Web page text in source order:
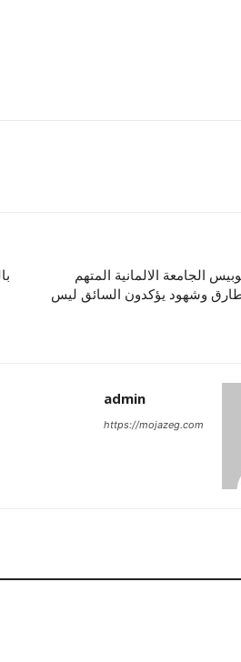
الجامعة الالمانية المتهم
طارق وشهود يؤكدون السائق ليس
admin
https://mojazeg.com